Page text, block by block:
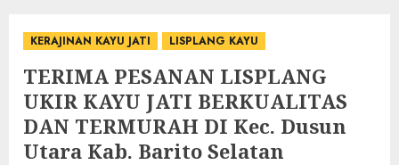
KERAJINAN KAYU JATI LISPLANG KAYU
TERIMA PESANAN LISPLANG
UKIR KAYU JATI BERKUALITAS
DAN TERMURAH DI Kec. Dusun
Utara Kab. Barito Selatan